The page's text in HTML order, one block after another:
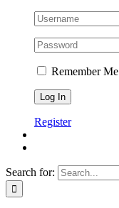
Remember Me
Register
Search for: